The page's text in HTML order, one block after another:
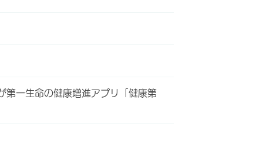
第一生命の健康増進アプリ「健康第